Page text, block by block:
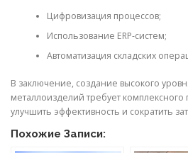
Цифровизация процессов;
Использование ERP-систем;
Автоматизация складских
В заключение, создание высокого
металлоизделий требует
улучшить эффективность и сократить
Похожие Записи: